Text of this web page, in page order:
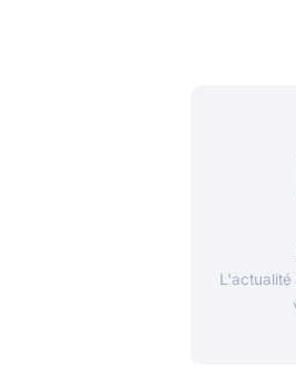
L'actualité